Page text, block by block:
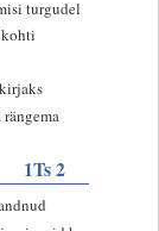
turgudel
kohti
1Ts 2